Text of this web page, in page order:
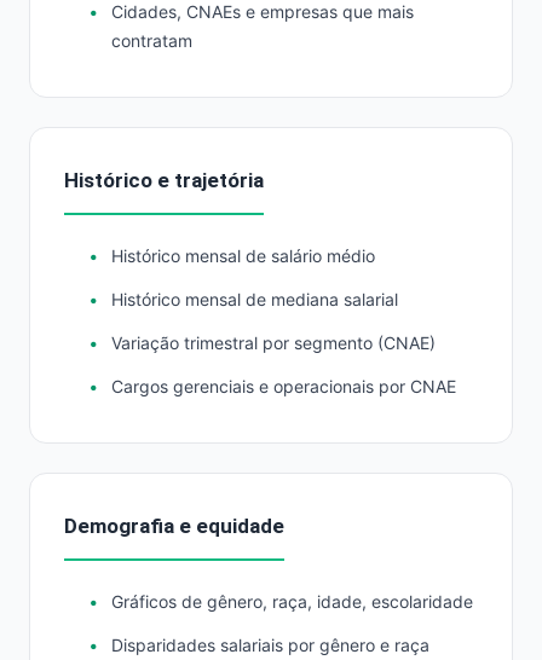
Cidades, CNAEs e empresas que mais
contratam
Histórico e trajetória
Histórico mensal de salário médio
Histórico mensal de mediana salarial
Variação trimestral por segmento (CNAE)
Cargos gerenciais e operacionais por CNAE
Demografia e equidade
Gráficos de gênero, raça, idade, escolaridade
Disparidades salariais por gênero e raça